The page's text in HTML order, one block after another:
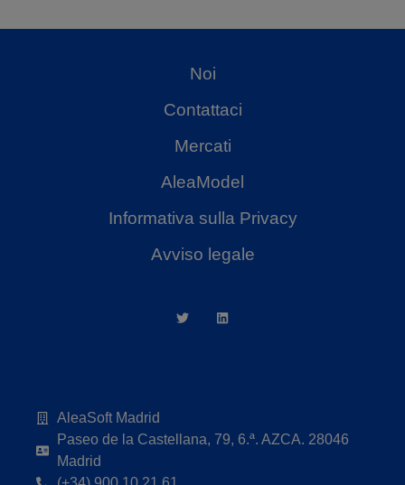
Noi
Contattaci
Mercati
AleaModel
Informativa sulla Privacy
Avviso legale
AleaSoft Madrid
Paseo de la Castellana, 79, 6.ª. AZCA. 28046
Madrid